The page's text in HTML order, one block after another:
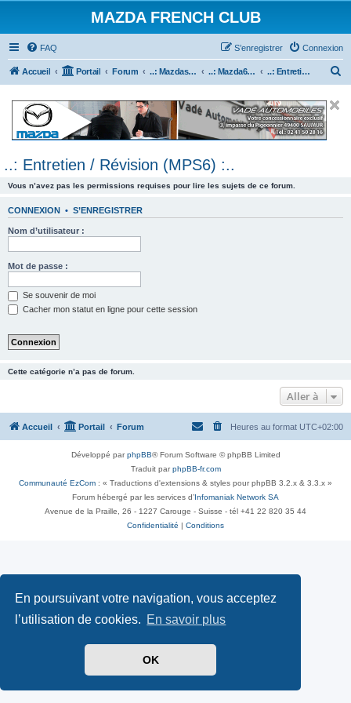
En poursuivant votre navigation, vous acceptez
l’utilisation de cookies. En savoir plus
OK
MAZDA FRENCH CLUB
FAQ Connexion
S’enregistrer
Accueil Portail Forum ..: Mazdaspeed & MPS :.. ..: Mazda6 MPS & Mazdaspeed 6 :.. ..: Entretien / Révision (MPS6) :..
e
..: Entretien / Révision (MPS6) :..
Vous n’avez pas les permissions requises pour lire les sujets de ce forum.
CONNEXION • S’ENREGISTRER
Nom d’utilisateur :
Mot de passe :
Se souvenir de moi
Cacher mon statut en ligne pour cette session
Cette catégorie n’a pas de forum.
Aller à
Accueil Portail Forum Heures au format UTC+02:00
Développé parphpBB® Forum Software © phpBB Limited
Traduit parphpBB-fr.com
Communauté EzCom : « Traductions d'extensions & styles pour phpBB 3.2.x & 3.3.x »
Forum hébergé par les services d’ Infomaniak Network SA
Avenue de la Praille, 26 - 1227 Carouge - Suisse - tél +41 22 820 35 44
Confidentialité
Conditions